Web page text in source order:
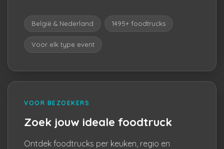
België & Nederland 1495+ foodtrucks
Voor elk type event
VOOR BEZOEKERS
Zoek jouw ideale foodtruck
Ontdek foodtrucks per keuken, regio en